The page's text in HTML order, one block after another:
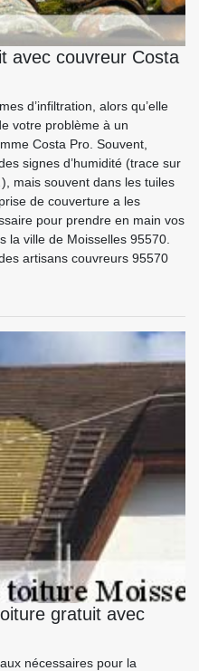
avec couvreur Costa
d’infiltration, alors qu’elle
votre problème à un
Costa Pro. Souvent,
signes d’humidité (trace sur
mais souvent dans les tuiles
de couverture a les
pour prendre en main vos
la ville de Moisselles 95570.
artisans couvreurs 95570
gratuit avec
nécessaires pour la